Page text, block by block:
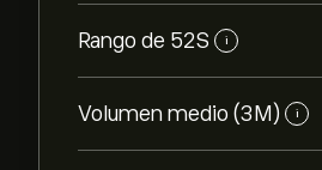
Rango de 52S i
Volumen medio (3M) i